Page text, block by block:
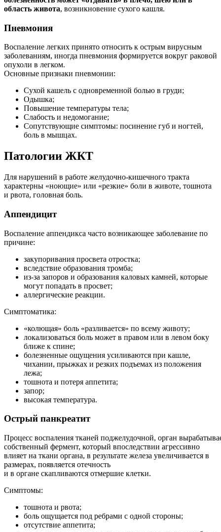
область живота, возникновение сухого кашля.
Пневмония
Воспаление легких принято относить к острым вирусным
заболеваниям, иногда пневмония формируется вокруг раковой
опухоли в легком.
Основные признаки пневмонии:
Сухой кашель с одновременной болью в груди;
Одышка;
Повышение температуры тела;
Слабость и недомогание;
Сопутствующие симптомы: посинение губ и ногтей,
боль в мышцах.
Патологии ЖКТ
Для нарушений в работе желудочно-кишечного тракта
характерны «ноющие» или «резкие» боли в животе, тошнота
и рвота, головная боль.
Аппендицит
Воспаление аппендикса часто возникающее заболевание по
причине:
закупоривания просвета отростка;
вследствие образования тромба;
из-за запоров и образования каловых камней, которые
могут попадать в просвет;
аллергические реакции.
Симптоматика:
«колющая» боль «разливается» по всему животу;
локализоваться боль может в правом или в левом боку
ближе к спине;
болезненные ощущения усиливаются при кашле,
чихании, прыжках и резких подъемах из положения
лежа;
тошнота и потеря аппетита;
запор;
высокая температура.
Острый панкреатит
Процесс воспаления тканей поджелудочной, орган
собственный фермент, который впоследствии агрессивно
влияет на ткани органа, в результате железа увеличивается в
размерах, появляется отечность
и в органе скапливаются отмершие клетки.
Симптомы:
тошнота и рвота;
боль ощущается под ребрами с одной стороны;
отсутствие аппетита;